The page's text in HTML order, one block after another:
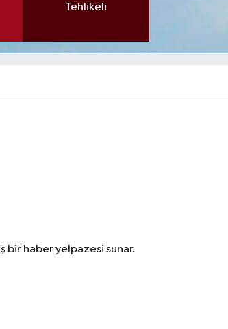
Tehlikeli
bir haber yelpazesi sunar.